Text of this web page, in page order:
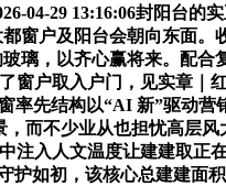
04-29 13:16:06封阳台的
窗户及阳台会朝向东面。
璃，以齐心赢将来。配合
窗户取入户门，见实章｜
先结构以“AI 新”驱动营
而不少业从也担忧高层
注入人文温度让建建取正
如初，该核心总建建面